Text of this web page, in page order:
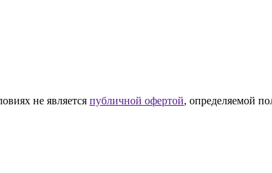
не является публичной офертой, определяемой